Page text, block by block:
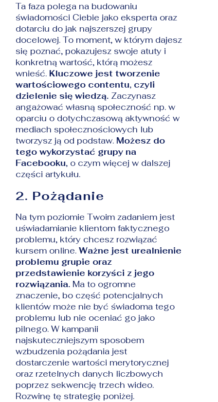
Ta faza polega na budowaniu
świadomości Ciebie jako eksperta oraz
dotarciu do jak najszerszej grupy
docelowej. To moment, w którym dajesz
się poznać, pokazujesz swoje atuty i
konkretną wartość, którą możesz
wnieść. Kluczowe jest tworzenie
wartościowego contentu, czyli
dzielenie się wiedzą. Zaczynasz
angażować własną społeczność np. w
oparciu o dotychczasową aktywność w
mediach społecznościowych lub
tworzysz ją od podstaw. Możesz do
tego wykorzystać grupy na
Facebooku, o czym więcej w dalszej
części artykułu.
2. Pożądanie
Na tym poziomie Twoim zadaniem jest
uświadamianie klientom faktycznego
problemu, który chcesz rozwiązać
kursem online.Ważne jest urealnienie
problemu grupie oraz
przedstawienie korzyści z jego
rozwiązania. Ma to ogromne
znaczenie, bo część potencjalnych
klientów może nie być świadoma tego
problemu lub nie oceniać go jako
pilnego. W kampanii
najskuteczniejszym sposobem
wzbudzenia pożądania jest
dostarczenie wartości merytorycznej
oraz rzetelnych danych liczbowych
poprzez sekwencję trzech wideo.
Rozwinę tę strategię poniżej.